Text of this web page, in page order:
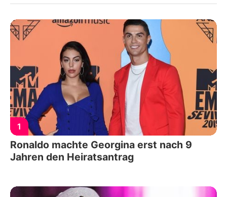
1
Ronaldo machte Georgina erst nach 9
Jahren den Heiratsantrag